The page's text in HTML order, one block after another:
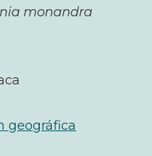
monandra
geográfica